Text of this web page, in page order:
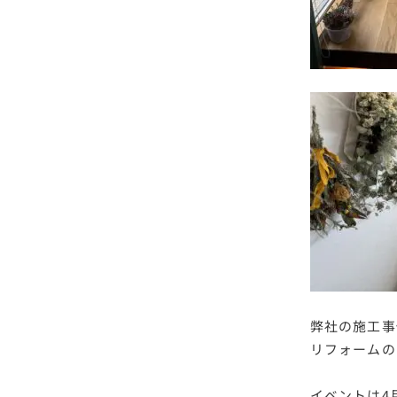
弊社の施工
リフォーム